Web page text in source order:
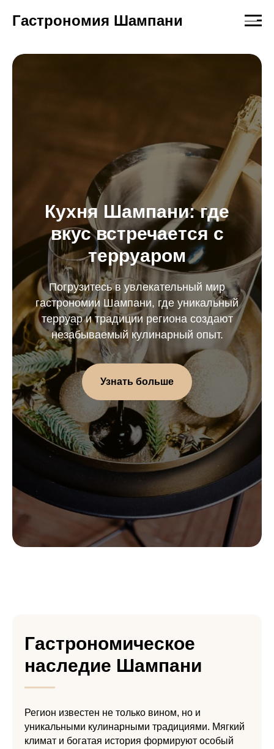
Гастрономия Шампани
Кухня Шампани: где
вкус встречается с
терруаром
Погрузитесь в увлекательный мир
гастрономии Шампани, где уникальный
терруар и традиции региона создают
незабываемый кулинарный опыт.
Узнать больше
Гастрономическое
наследие Шампани
Регион известен не только вином, но и
уникальными кулинарными традициями. Мягкий
климат и богатая история формируют особый